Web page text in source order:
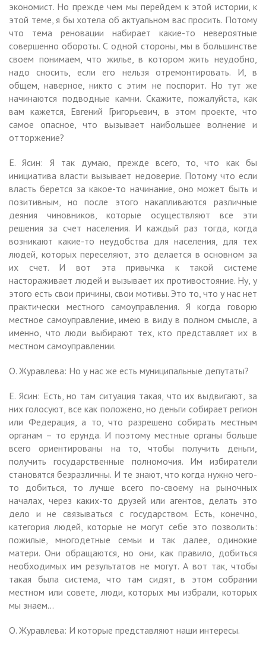
экономист. Но прежде чем мы перейдем к этой истории, к
этой теме, я бы хотела об актуальном вас просить. Потому
что тема реновации набирает какие-то невероятные
совершенно обороты. С одной стороны, мы в большинстве
своем понимаем, что жилье, в котором жить неудобно,
надо сносить, если его нельзя отремонтировать. И, в
общем, наверное, никто с этим не поспорит. Но тут же
начинаются подводные камни. Скажите, пожалуйста, как
вам кажется, Евгений Григорьевич, в этом проекте, что
самое опасное, что вызывает наибольшее волнение и
отторжение?
Е. Ясин: Я так думаю, прежде всего, то, что как бы
инициатива власти вызывает недоверие. Потому что если
власть берется за какое-то начинание, оно может быть и
позитивным, но после этого накапливаются различные
деяния чиновников, которые осуществляют все эти
решения за счет населения. И каждый раз тогда, когда
возникают какие-то неудобства для населения, для тех
людей, которых переселяют, это делается в основном за
их счет. И вот эта привычка к такой системе
настораживает людей и вызывает их противостояние. Ну, у
этого есть свои причины, свои мотивы. Это то, что у нас нет
практически местного самоуправления. Я когда говорю
местное самоуправление, имею в виду в полном смысле, а
именно, что люди выбирают тех, кто представляет их в
местном самоуправлении.
О. Журавлева: Но у нас же есть муниципальные депутаты?
Е. Ясин: Есть, но там ситуация такая, что их выдвигают, за
них голосуют, все как положено, но деньги собирает регион
или Федерация, а то, что разрешено собирать местным
органам – то ерунда. И поэтому местные органы больше
всего ориентированы на то, чтобы получить деньги,
получить государственные полномочия. Им избиратели
становятся безразличны. И те знают, что когда нужно чего-
то добиться, то лучше всего по-своему на рыночных
началах, через каких-то друзей или агентов, делать это
дело и не связываться с государством. Есть, конечно,
категория людей, которые не могут себе это позволить:
пожилые, многодетные семьи и так далее, одинокие
матери. Они обращаются, но они, как правило, добиться
необходимых им результатов не могут. А вот так, чтобы
такая была система, что там сидят, в этом собрании
местном или совете, люди, которых мы избрали, которых
мы знаем…
О. Журавлева: И которые представляют наши интересы.